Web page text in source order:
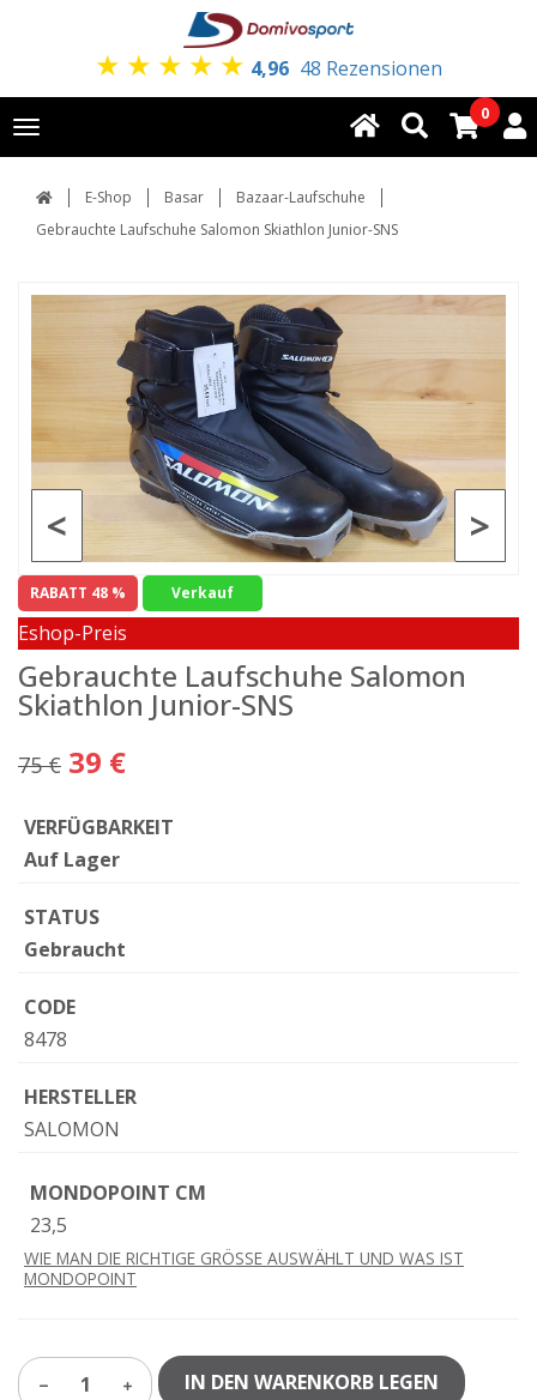
★ ★ ★ ★ ★ 4,96 48 Rezensionen
Toggle
navigation
0
E-Shop Basar
Bazaar-Laufschuhe
Gebrauchte Laufschuhe Salomon Skiathlon Junior-SNS
>
<
RABATT 48 % Verkauf
Eshop-Preis
Gebrauchte Laufschuhe Salomon
Skiathlon Junior-SNS
75 € 39 €
VERFÜGBARKEIT
Auf Lager
STATUS
Gebraucht
CODE
8478
HERSTELLER
SALOMON
MONDOPOINT CM
23,5
WIE MAN DIE RICHTIGE GRÖSSE AUSWÄHLT UND WAS IST
MONDOPOINT
1 IN DEN WARENKORB LEGEN